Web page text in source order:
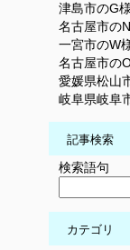
津島市のG
名古屋市の
一宮市のW
名古屋市の
愛媛県松山
岐阜県岐阜
記事検索
検索語句
カテゴリ